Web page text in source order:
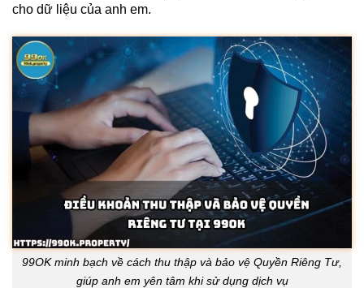
cho dữ liệu của anh em.
99OK minh bạch về cách thu thập và bảo vệ Quyền Riêng Tư,
giúp anh em yên tâm khi sử dụng dịch vụ